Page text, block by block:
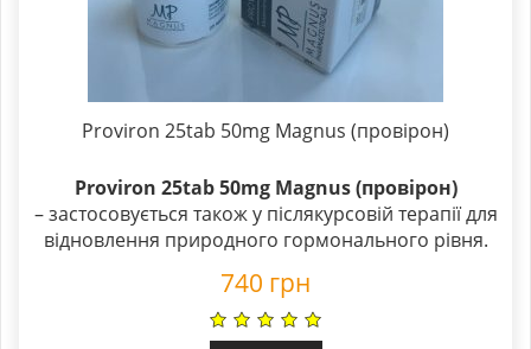
Proviron 25tab 50mg Magnus (провірон)
Proviron 25tab 50mg Magnus (провірон)
– застосовується також у післякурсовій терапії для
відновлення природного гормонального рівня.
740 грн